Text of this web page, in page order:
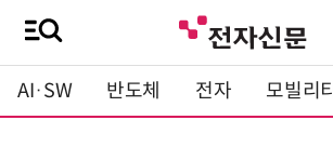
AI·SW 반도체 전자 모빌리티